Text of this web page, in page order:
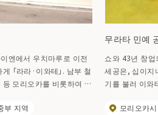
엔에서 우치마루로 이전
「라라·이와테」. 남부 철
모리오카를 비롯하여 현
, 각지의 특산품 페어등
부 지역
무라타 민예
쇼와 43년 창
세공은, 십이지
기를 불러 이와
모리오카시